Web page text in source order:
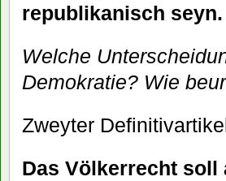
republikanisch seyn.
Welche
Demokratie? Wie
Zweyter
Das Völkerrecht soll